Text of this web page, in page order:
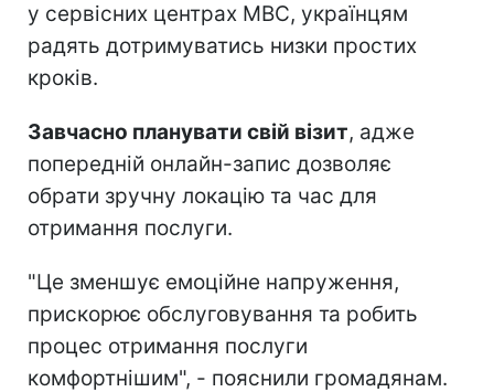
у сервісних центрах МВС, українцям
радять дотримуватись низки простих
кроків.
Завчасно планувати свій візит, адже
попередній онлайн-запис дозволяє
обрати зручну локацію та час для
отримання послуги.
"Це зменшує емоційне напруження,
прискорює обслуговування та робить
процес отримання послуги
комфортнішим", - пояснили громадянам.